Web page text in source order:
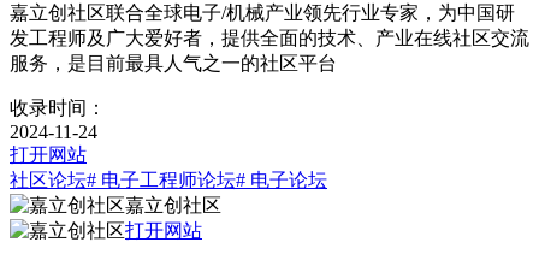
嘉立创社区联合全球电子/机械产业领先行业专家，为中国研
发工程师及广大爱好者，提供全面的技术、产业在线社区交流
服务，是目前最具人气之一的社区平台
收录时间：
2024-11-24
打开网站
社区论坛# 电子工程师论坛# 电子论坛
嘉立创社区
打开网站